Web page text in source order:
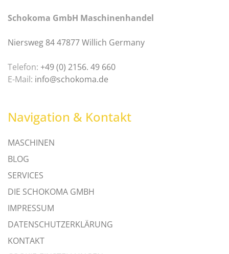
Schokoma GmbH Maschinenhandel
Niersweg 84 47877 Willich Germany
Telefon: +49 (0) 2156. 49 660
E-Mail: info@schokoma.de
Navigation & Kontakt
MASCHINEN
BLOG
SERVICES
DIE SCHOKOMA GMBH
IMPRESSUM
DATENSCHUTZERKLÄRUNG
KONTAKT